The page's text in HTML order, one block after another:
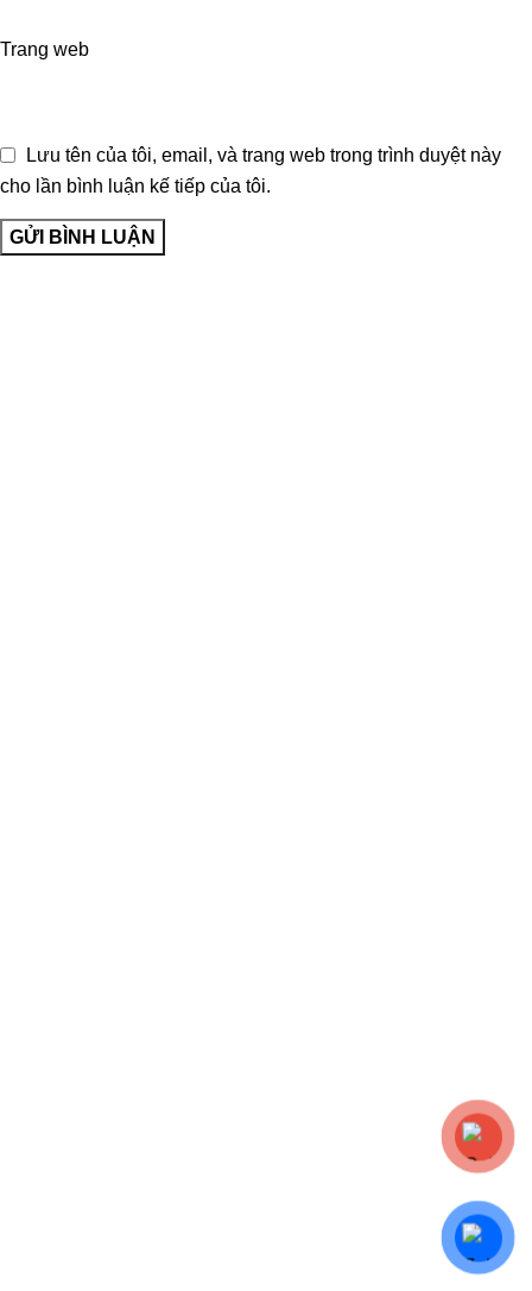
Trang web
Lưu tên của tôi, email, và trang web trong trình duyệt này
cho lần bình luận kế tiếp của tôi.